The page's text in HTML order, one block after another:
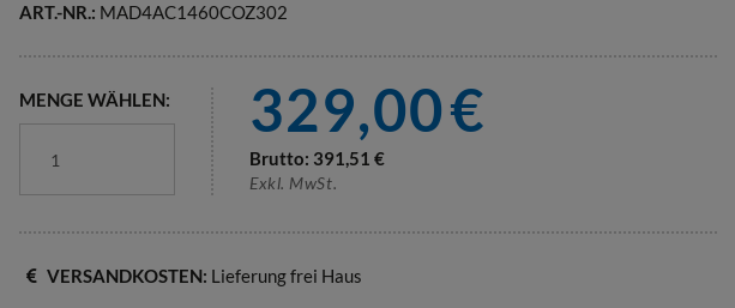
ART.-NR.: MAD4AC1460COZ302
MENGE WÄHLEN: 329,00€
Brutto: 391,51 €
Exkl. MwSt.
VERSANDKOSTEN: Lieferung frei Haus